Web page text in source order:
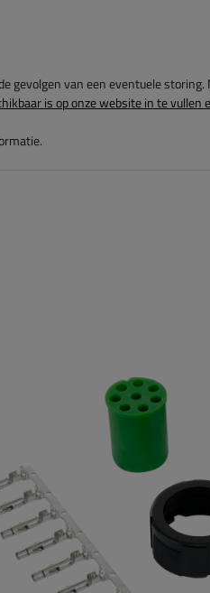
gevolgen van een eventuele
is op onze website in te vullen